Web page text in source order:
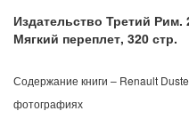
Издательство Третий Рим.
Мягкий переплет, 320 стр.
Содержание книги – Renault
фотографиях